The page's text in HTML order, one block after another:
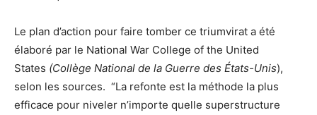
Le plan d’action pour faire tomber ce triumvirat a été
élaboré par le National War College of the United
States (Collège National de la Guerre des États-Unis),
selon les sources. “La refonte est la méthode la plus
efficace pour niveler n’importe quelle superstructure